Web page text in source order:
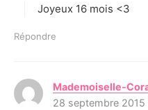
Joyeux 16 mois <3
Répondre
Mademoiselle-
28 septembre 2015